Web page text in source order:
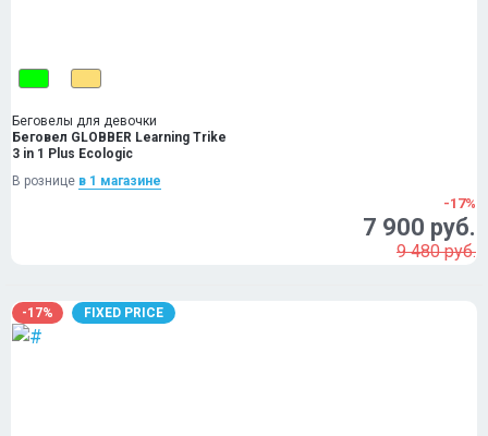
Беговелы для девочки
Беговел GLOBBER Learning Trike
3 in 1 Plus Ecologic
В рознице в 1 магазинe
-17%
7 900 руб.
9 480 руб.
-17% FIXED PRICE